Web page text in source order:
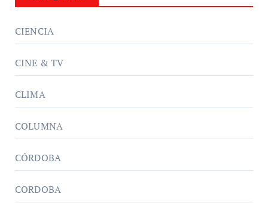
CIENCIA
CINE & TV
CLIMA
COLUMNA
CÓRDOBA
CORDOBA